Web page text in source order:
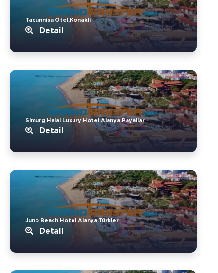
Tacunnisa Otel.Konakli
Detail
Simurg Halal Luxury Hotel Alanya.Payallar
Detail
Juno Beach Hotel Alanya.Türkler
Detail